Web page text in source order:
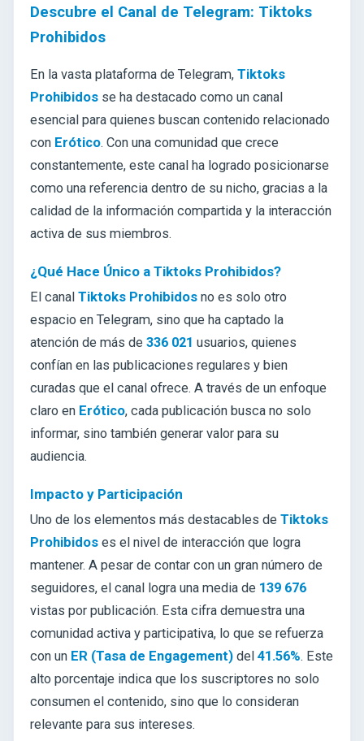
Descubre el Canal de Telegram: Tiktoks
Prohibidos
En la vasta plataforma de Telegram, Tiktoks
Prohibidos se ha destacado como un canal
esencial para quienes buscan contenido relacionado
con Erótico. Con una comunidad que crece
constantemente, este canal ha logrado posicionarse
como una referencia dentro de su nicho, gracias a la
calidad de la información compartida y la interacción
activa de sus miembros.
¿Qué Hace Único a Tiktoks Prohibidos?
El canal Tiktoks Prohibidos no es solo otro
espacio en Telegram, sino que ha captado la
atención de más de 336 021 usuarios, quienes
confían en las publicaciones regulares y bien
curadas que el canal ofrece. A través de un enfoque
claro en Erótico, cada publicación busca no solo
informar, sino también generar valor para su
audiencia.
Impacto y Participación
Uno de los elementos más destacables de Tiktoks
Prohibidos es el nivel de interacción que logra
mantener. A pesar de contar con un gran número de
seguidores, el canal logra una media de 139 676
vistas por publicación. Esta cifra demuestra una
comunidad activa y participativa, lo que se refuerza
con un ER (Tasa de Engagement) del 41.56%. Este
alto porcentaje indica que los suscriptores no solo
consumen el contenido, sino que lo consideran
relevante para sus intereses.